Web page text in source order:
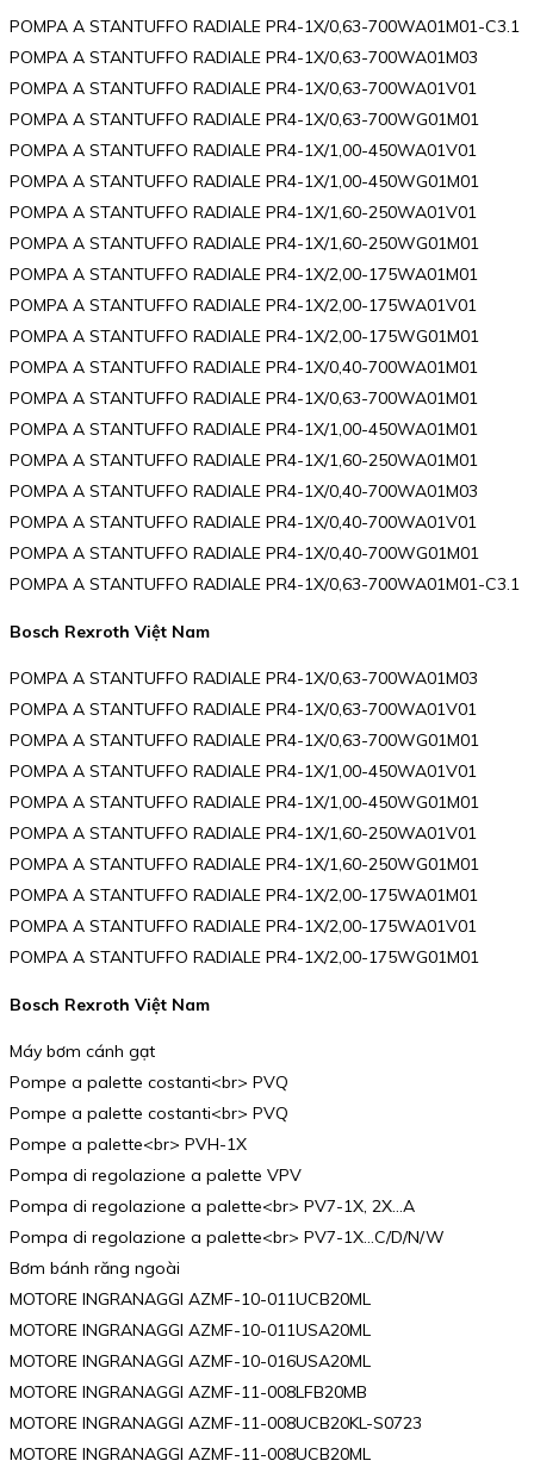
POMPA A STANTUFFO RADIALE PR4-1X/0,63-700WA01M01-C3.1
POMPA A STANTUFFO RADIALE PR4-1X/0,63-700WA01M03
POMPA A STANTUFFO RADIALE PR4-1X/0,63-700WA01V01
POMPA A STANTUFFO RADIALE PR4-1X/0,63-700WG01M01
POMPA A STANTUFFO RADIALE PR4-1X/1,00-450WA01V01
POMPA A STANTUFFO RADIALE PR4-1X/1,00-450WG01M01
POMPA A STANTUFFO RADIALE PR4-1X/1,60-250WA01V01
POMPA A STANTUFFO RADIALE PR4-1X/1,60-250WG01M01
POMPA A STANTUFFO RADIALE PR4-1X/2,00-175WA01M01
POMPA A STANTUFFO RADIALE PR4-1X/2,00-175WA01V01
POMPA A STANTUFFO RADIALE PR4-1X/2,00-175WG01M01
POMPA A STANTUFFO RADIALE PR4-1X/0,40-700WA01M01
POMPA A STANTUFFO RADIALE PR4-1X/0,63-700WA01M01
POMPA A STANTUFFO RADIALE PR4-1X/1,00-450WA01M01
POMPA A STANTUFFO RADIALE PR4-1X/1,60-250WA01M01
POMPA A STANTUFFO RADIALE PR4-1X/0,40-700WA01M03
POMPA A STANTUFFO RADIALE PR4-1X/0,40-700WA01V01
POMPA A STANTUFFO RADIALE PR4-1X/0,40-700WG01M01
POMPA A STANTUFFO RADIALE PR4-1X/0,63-700WA01M01-C3.1
Bosch Rexroth Việt Nam
POMPA A STANTUFFO RADIALE PR4-1X/0,63-700WA01M03
POMPA A STANTUFFO RADIALE PR4-1X/0,63-700WA01V01
POMPA A STANTUFFO RADIALE PR4-1X/0,63-700WG01M01
POMPA A STANTUFFO RADIALE PR4-1X/1,00-450WA01V01
POMPA A STANTUFFO RADIALE PR4-1X/1,00-450WG01M01
POMPA A STANTUFFO RADIALE PR4-1X/1,60-250WA01V01
POMPA A STANTUFFO RADIALE PR4-1X/1,60-250WG01M01
POMPA A STANTUFFO RADIALE PR4-1X/2,00-175WA01M01
POMPA A STANTUFFO RADIALE PR4-1X/2,00-175WA01V01
POMPA A STANTUFFO RADIALE PR4-1X/2,00-175WG01M01
Bosch Rexroth Việt Nam
Máy bơm cánh gạt
Pompe a palette costanti<br> PVQ
Pompe a palette costanti<br> PVQ
Pompe a palette<br> PVH-1X
Pompa di regolazione a palette VPV
Pompa di regolazione a palette<br> PV7-1X, 2X…A
Pompa di regolazione a palette<br> PV7-1X…C/D/N/W
Bơm bánh răng ngoài
MOTORE INGRANAGGI AZMF-10-011UCB20ML
MOTORE INGRANAGGI AZMF-10-011USA20ML
MOTORE INGRANAGGI AZMF-10-016USA20ML
MOTORE INGRANAGGI AZMF-11-008LFB20MB
MOTORE INGRANAGGI AZMF-11-008UCB20KL-S0723
MOTORE INGRANAGGI AZMF-11-008UCB20ML